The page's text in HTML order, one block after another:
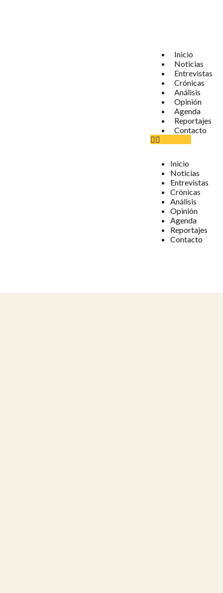
Inicio
Noticias
Entrevistas
Crónicas
Análisis
Opinión
Agenda
Reportajes
Contacto
Inicio
Noticias
Entrevistas
Crónicas
Análisis
Opinión
Agenda
Reportajes
Contacto